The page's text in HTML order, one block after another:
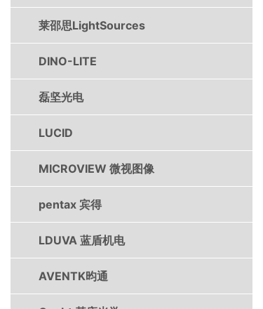
莱邵思LightSources
DINO-LITE
磊坚光电
LUCID
MICROVIEW 微视图像
pentax 宾得
LDUVA 蓝盾机电
AVENTK昀通